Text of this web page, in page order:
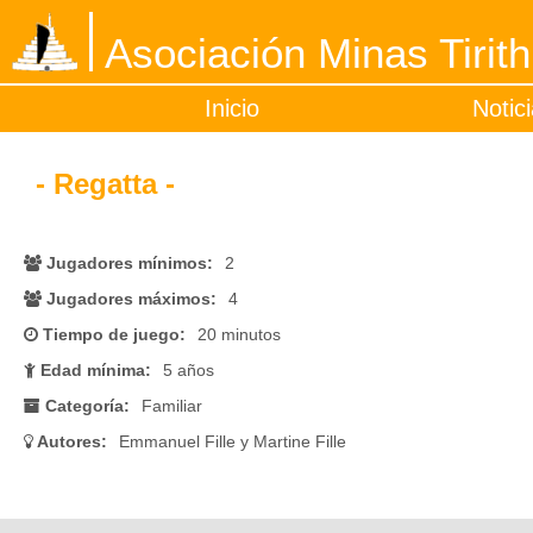
Asociación Minas Tirith
Inicio
- Regatta -
Jugadores mínimos:
2
Jugadores máximos:
4
Tiempo de juego:
20 minutos
Edad mínima:
5 años
Categoría:
Familiar
Autores:
Emmanuel Fille y Martine Fille